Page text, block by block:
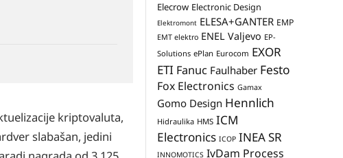
kriptovaluta,
slabašan, jedini
Elecrow Electronic Design
Elektromont ELESA+GANTER EMP
EMT elektro ENEL Valjevo EP-
Solutions ePlan Eurocom EXOR
ETI Fanuc Faulhaber Festo
Fox Electronics Gamax
Gomo Design Hennlich
Hidraulika HMS ICM
Electronics ICOP INEA SR
INNOMOTICS IvDam Process